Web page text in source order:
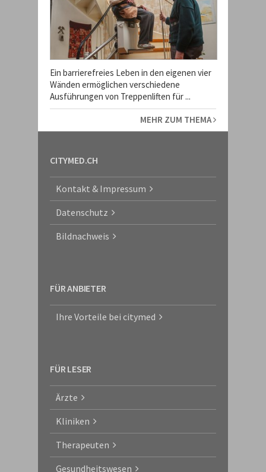
Ein barrierefreies Leben in den eigenen vier
Wänden ermöglichen verschiedene
Ausführungen von Treppenliften für ...
MEHR ZUM THEMA
CITYMED.CH
Kontakt & Impressum
Datenschutz
Bildnachweis
FÜR ANBIETER
Ihre Vorteile bei citymed
FÜR LESER
Ärzte
Kliniken
Therapeuten
Gesundheitswesen